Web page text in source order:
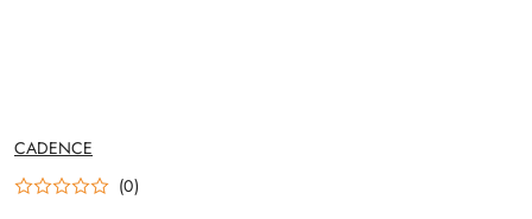
NAZWA
PRODUCENTA:
CADENCE
(0)